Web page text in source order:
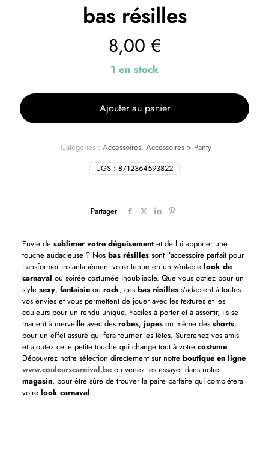
bas résilles
8,00 €
1 en stock
Ajouter au panier
UGS : 8712364593822
Catégories : Accessoires, Accessoires > Panty
Partager
Envie de sublimer votre déguisementet de lui apporter une
touche audacieuse ? Nos bas résillessont l’accessoire parfait pour
transformer instantanément votre tenue en un véritable look de
carnaval ou soirée costumée inoubliable. Que vous optiez pour un
style sexy, fantaisieou rock, ces bas résilless’adaptent à toutes
vos envies et vous permettent de jouer avec les textures et les
couleurs pour un rendu unique. Faciles à porter et à assortir, ils se
marient à merveille avec des robes, jupesou même des shorts,
pour un effet assuré qui fera tourner les têtes. Surprenez vos amis
et ajoutez cette petite touche qui change tout à votre costume.
Découvrez notre sélection directement sur notre boutique en ligne
www.couleurscarnival.beou venez les essayer dans notre
magasin, pour être sûre de trouver la paire parfaite qui complétera
votre look carnaval.